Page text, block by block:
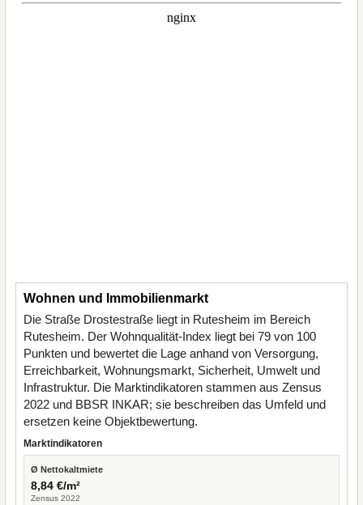
Wohnen und Immobilienmarkt
Die Straße Drostestraße liegt in Rutesheim im Bereich
Rutesheim. Der Wohnqualität-Index liegt bei 79 von 100
Punkten und bewertet die Lage anhand von Versorgung,
Erreichbarkeit, Wohnungsmarkt, Sicherheit, Umwelt und
Infrastruktur. Die Marktindikatoren stammen aus Zensus
2022 und BBSR INKAR; sie beschreiben das Umfeld und
ersetzen keine Objektbewertung.
Marktindikatoren
Ø Nettokaltmiete
8,84 €/m²
Zensus 2022